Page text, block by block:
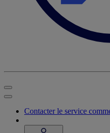
Contacter le service